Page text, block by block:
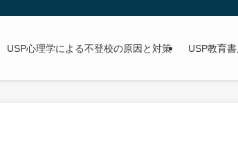
USP心理学による不登校の原因と対策 USP教育